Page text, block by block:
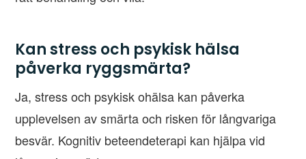
Kan stress och psykisk hälsa
påverka ryggsmärta?
Ja, stress och psykisk ohälsa kan påverka
upplevelsen av smärta och risken för långvariga
besvär. Kognitiv beteendeterapi kan hjälpa vid